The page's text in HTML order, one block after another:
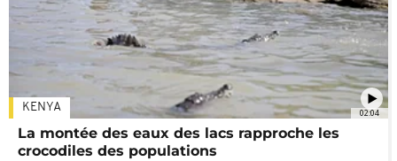
02:04
KENYA
La montée des eaux des lacs rapproche les
crocodiles des populations